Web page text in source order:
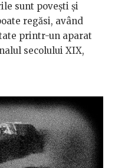
sunt povești și
regăsi, având
printr-un aparat
secolului XIX,